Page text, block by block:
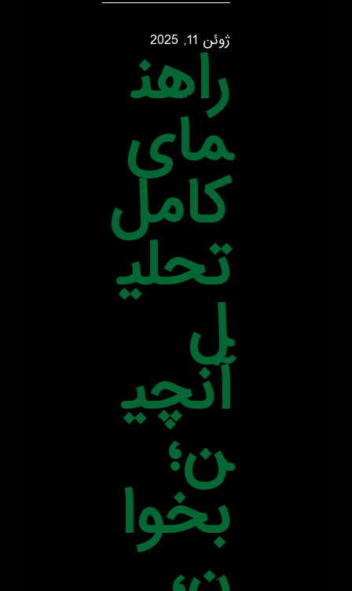
ژوئن 11, 2025
راهن
مای
کامل
تحلی
ل
آنچی
ن؛
بخوا